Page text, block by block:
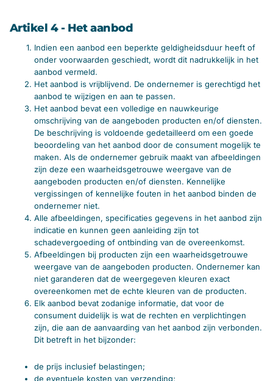
Artikel 4 - Het aanbod
Indien een aanbod een beperkte geldigheidsduur heeft of
onder voorwaarden geschiedt, wordt dit nadrukkelijk in het
aanbod vermeld.
Het aanbod is vrijblijvend. De ondernemer is gerechtigd het
aanbod te wijzigen en aan te passen.
Het aanbod bevat een volledige en nauwkeurige
omschrijving van de aangeboden producten en/of diensten.
De beschrijving is voldoende gedetailleerd om een goede
beoordeling van het aanbod door de consument mogelijk te
maken. Als de ondernemer gebruik maakt van afbeeldingen
zijn deze een waarheidsgetrouwe weergave van de
aangeboden producten en/of diensten. Kennelijke
vergissingen of kennelijke fouten in het aanbod binden de
ondernemer niet.
Alle afbeeldingen, specificaties gegevens in het aanbod zijn
indicatie en kunnen geen aanleiding zijn tot
schadevergoeding of ontbinding van de overeenkomst.
Afbeeldingen bij producten zijn een waarheidsgetrouwe
weergave van de aangeboden producten. Ondernemer kan
niet garanderen dat de weergegeven kleuren exact
overeenkomen met de echte kleuren van de producten.
Elk aanbod bevat zodanige informatie, dat voor de
consument duidelijk is wat de rechten en verplichtingen
zijn, die aan de aanvaarding van het aanbod zijn verbonden.
Dit betreft in het bijzonder:
de prijs inclusief belastingen;
de eventuele kosten van verzending;